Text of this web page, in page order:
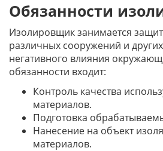
Обязанности
Изолировщик занимается
различных сооружений и
негативного влияния
обязанности входит:
Контроль качества
материалов.
Подготовка
Нанесение на объект
материалов.